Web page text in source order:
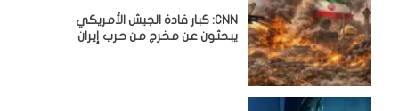
CNN: كبار قادة الجيش الأمريكي
يبحثون عن مخرج من حرب إيران